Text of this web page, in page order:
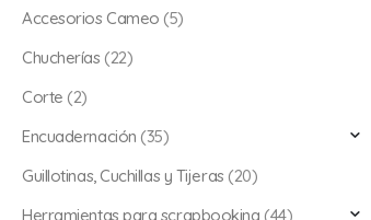
Accesorios Cameo (5)
Chucherías (22)
Corte (2)
Encuadernación (35)
Guillotinas, Cuchillas y Tijeras (20)
Herramientas para scrapbooking (44)